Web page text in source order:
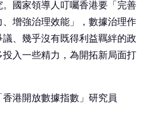
國家領導人叮囑香港要「完善
增強治理效能」，數據治理作
、幾乎沒有既得利益羈絆的政
入一些精力，為開拓新局面打
港開放數據指數」研究員